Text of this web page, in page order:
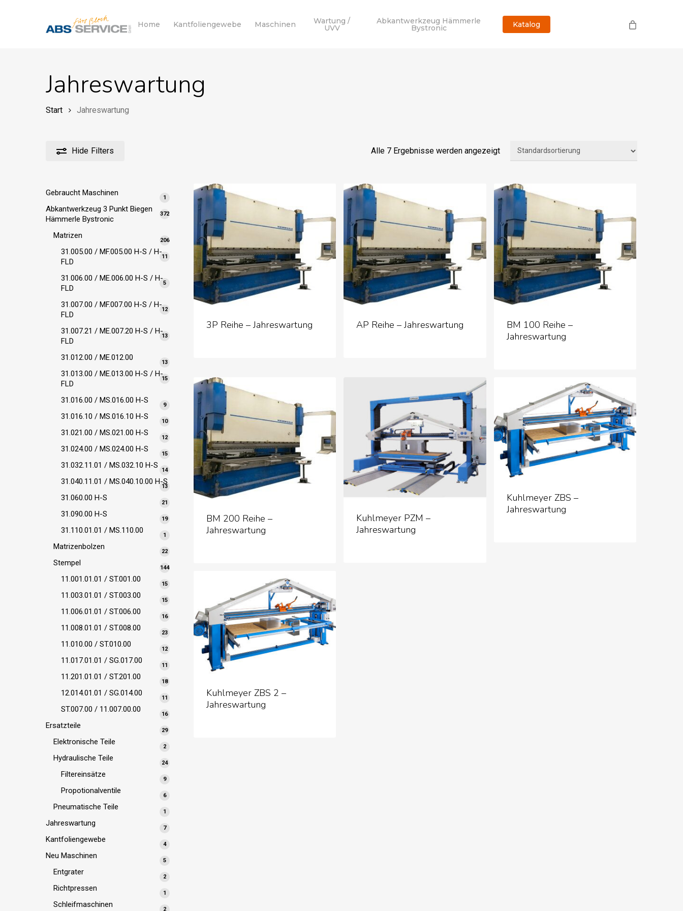
Home Kantfoliengewebe Maschinen Wartung /
UVV
Abkantwerkzeug Hämmerle
Bystronic Katalog
Jahreswartung
Start Jahreswartung
Hide Filters Alle 7 Ergebnisse werden angezeigt
Gebraucht Maschinen
1
Abkantwerkzeug 3 Punkt Biegen
Hämmerle Bystronic
372372
Matrizen
206206
Produkte
31.005.00 / MF.005.00 H-S / H-
FLD
11
31.006.00 / ME.006.00 H-S / H-
FLD
55
31.007.00 / MF.007.00 H-S / H-
FLD
1212
31.007.21 / ME.007.20 H-S / H-
FLD
1313
31.012.00 / ME.012.00
1313
31.013.00 / ME.013.00 H-S / H-
FLD
1515
31.016.00 / MS.016.00 H-S
99
31.016.10 / MS.016.10 H-S
1010
31.021.00 / MS.021.00 H-S
1212
31.024.00 / MS.024.00 H-S
1515
31.032.11.01 / MS.032.10 H-S
1414
31.040.11.01 / MS.040.10.00 H-S
1313
31.060.00 H-S
21
31.090.00 H-S
1919
31.110.01.01 / MS.110.00
1
Matrizenbolzen
2222
Stempel
144144
11.001.01.01 / ST.001.00
1515
11.003.01.01 / ST.003.00
1515
11.006.01.01 / ST.006.00
1616
11.008.01.01 / ST.008.00
2323
11.010.00 / ST.010.00
1212
11.017.01.01 / SG.017.00
11
11.201.01.01 / ST.201.00
1818
12.014.01.01 / SG.014.00
11
ST.007.00 / 11.007.00.00
1616
Ersatzteile
2929
Elektronische Teile
22
Hydraulische Teile
2424
Filtereinsätze
99
Propotionalventile
66
Pneumatische Teile
1
Jahreswartung
77
Kantfoliengewebe
44
Neu Maschinen
55
Entgrater
22
Richtpressen
1
Schleifmaschinen
22
3P Reihe – Jahreswartung AP Reihe – Jahreswartung
BM 100 Reihe –
Jahreswartung
BM 200 Reihe –
Jahreswartung
Kuhlmeyer PZM –
Jahreswartung
Kuhlmeyer ZBS –
Jahreswartung
Kuhlmeyer ZBS 2 –
Jahreswartung